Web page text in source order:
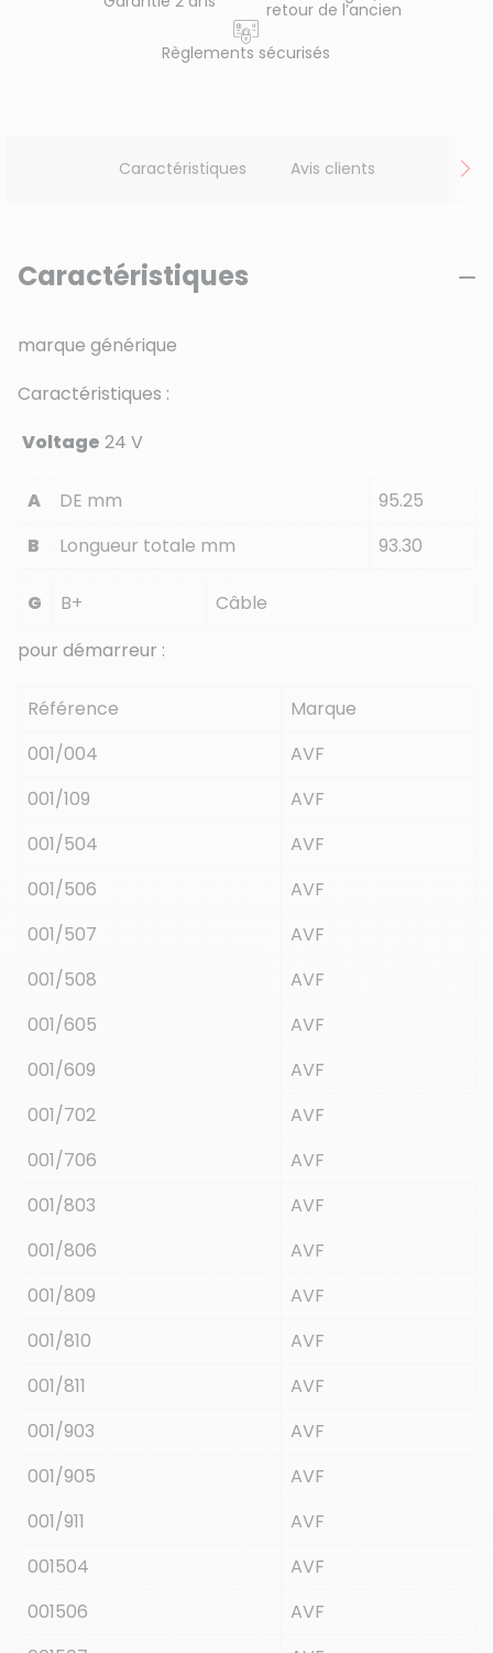
retour de l’ancien
Règlements sécurisés
Caractéristiques Avis clients
Caractéristiques
marque générique
Caractéristiques :
Voltage 24 V
A DE mm
95.25
B
Longueur totale mm 93.30
G B+
Câble
pour démarreur :
Référence
Marque
001/004
AVF
001/109
AVF
001/504
AVF
001/506
AVF
001/507
AVF
001/508
AVF
001/605
AVF
001/609
AVF
001/702
AVF
001/706
AVF
001/803
AVF
001/806
AVF
001/809
AVF
001/810
AVF
001/811
AVF
001/903
AVF
001/905
AVF
001/911
AVF
001504
AVF
001506
AVF